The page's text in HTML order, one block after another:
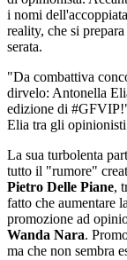
i nomi
reality, che si
serata.
"Da combattiva
dirvelo: Antonella
edizione di
Elia tra gli
La sua turbolenta
tutto il "rumore"
Pietro Delle Piane,
fatto che aumentare
promozione ad
Wanda Nara.
ma che non sembra